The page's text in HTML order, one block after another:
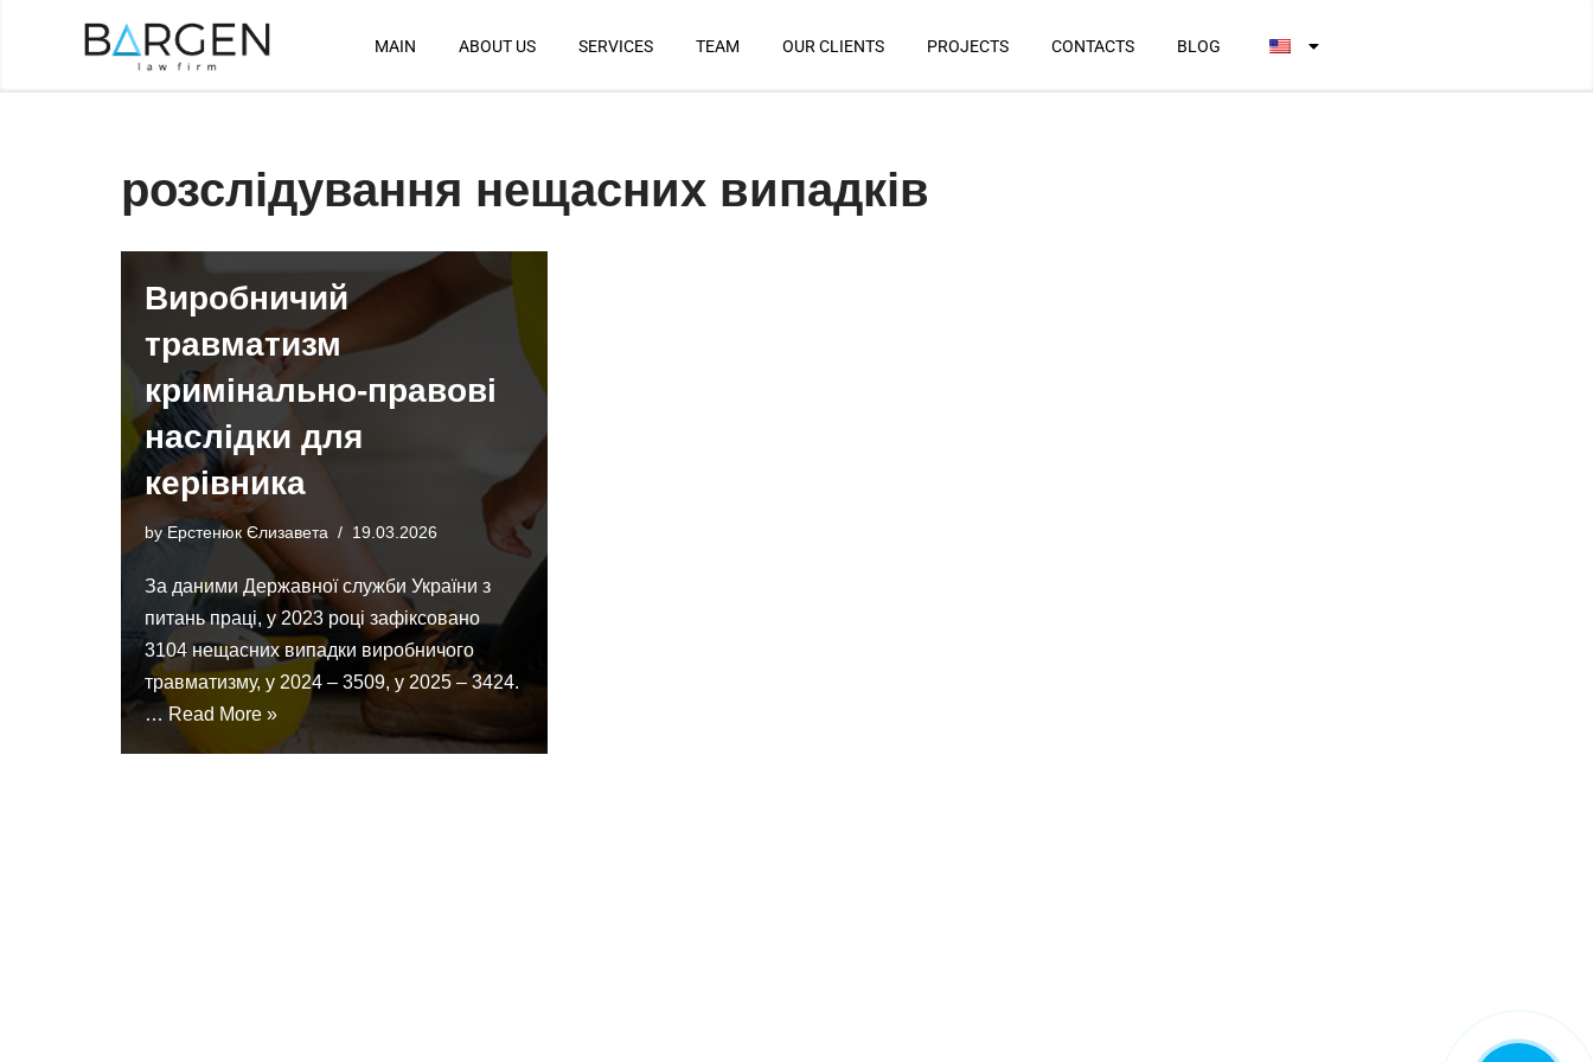
MAIN ABOUT US SERVICES TEAM OUR CLIENTS PROJECTS CONTACTS BLOG
розслідування нещасних випадків
Виробничий
травматизм
кримінально-правові
наслідки для
керівника
by Ерстенюк Єлизавета 19.03.2026
За даними Державної служби України з
питань праці, у 2023 році зафіксовано
3104 нещасних випадки виробничого
травматизму, у 2024 – 3509, у 2025 – 3424.
… Read More »